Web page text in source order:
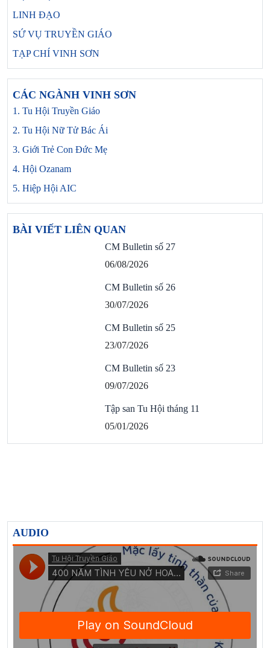
LINH ĐẠO
SỨ VỤ TRUYỀN GIÁO
TẠP CHÍ VINH SƠN
CÁC NGÀNH VINH SƠN
1. Tu Hội Truyền Giáo
2. Tu Hội Nữ Tử Bác Ái
3. Giới Trẻ Con Đức Mẹ
4. Hội Ozanam
5. Hiệp Hội AIC
BÀI VIẾT LIÊN QUAN
CM Bulletin số 27
06/08/2026
CM Bulletin số 26
30/07/2026
CM Bulletin số 25
23/07/2026
CM Bulletin số 23
09/07/2026
Tập san Tu Hội tháng 11
05/01/2026
AUDIO